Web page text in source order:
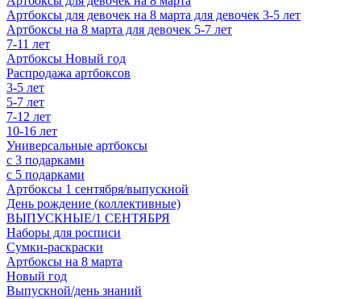
Артбоксы для девочек на 8 марта для девочек 3-5 лет
Артбоксы на 8 марта для девочек 5-7 лет
7-11 лет
Артбоксы Новый год
Распродажа артбоксов
3-5 лет
5-7 лет
7-12 лет
10-16 лет
Универсальные артбоксы
с 3 подарками
с 5 подарками
Артбоксы 1 сентября/выпускной
День рождение (коллективные)
ВЫПУСКНЫЕ/1 СЕНТЯБРЯ
Наборы для росписи
Сумки-раскраски
Артбоксы на 8 марта
Новый год
Выпускной/день знаний